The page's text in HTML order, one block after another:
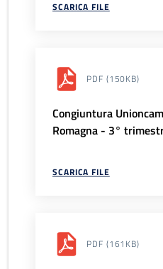
SCARICA FILE
PDF (150KB)
Congiuntura
Romagna - 3°
SCARICA FILE
PDF (161KB)